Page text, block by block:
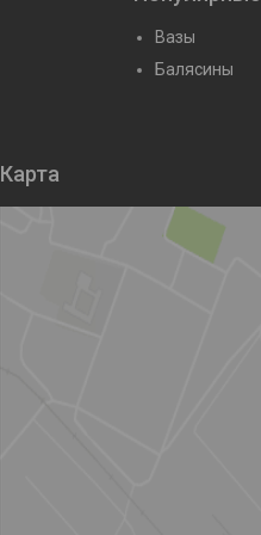
Вазы
Балясины
Карта